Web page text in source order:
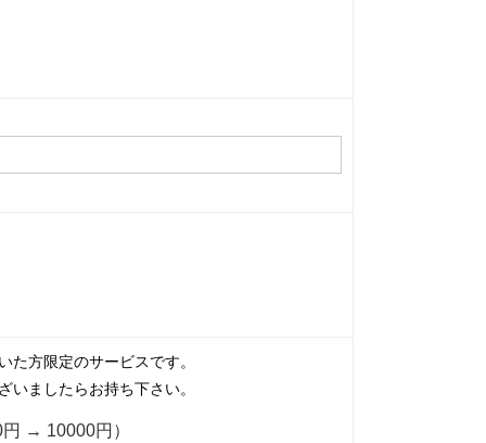
方限定のサービスです。
いましたらお持ち下さい。
→ 10000円）